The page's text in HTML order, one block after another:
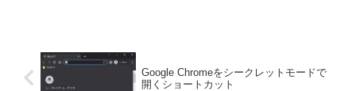
Google Chromeをシークレットモードで
開くショートカット